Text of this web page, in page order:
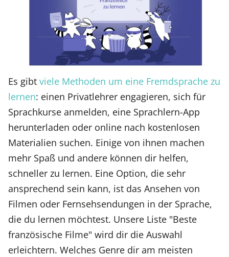
Es gibt viele Methoden um eine Fremdsprache zu
lernen: einen Privatlehrer engagieren, sich für
Sprachkurse anmelden, eine Sprachlern-App
herunterladen oder online nach kostenlosen
Materialien suchen. Einige von ihnen machen
mehr Spaß und andere können dir helfen,
schneller zu lernen. Eine Option, die sehr
ansprechend sein kann, ist das Ansehen von
Filmen oder Fernsehsendungen in der Sprache,
die du lernen möchtest. Unsere Liste "Beste
französische Filme" wird dir die Auswahl
erleichtern. Welches Genre dir am meisten